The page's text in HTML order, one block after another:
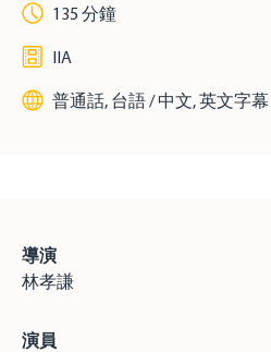
135 分鐘
IIA
普通話, 台語 / 中文, 英文字幕
導演
林孝謙
演員